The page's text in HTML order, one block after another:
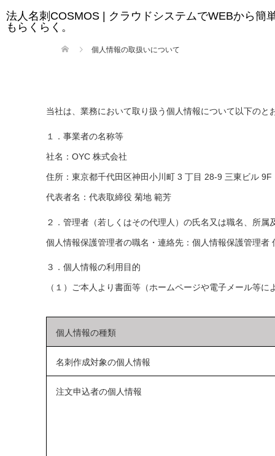
法人名刺COSMOS | クラウドシステムでWEBから簡
もらくらく。
個人情報の取扱いについて
当社は、業務において取り扱う個人情報について以下の
１．事業者の名称等
社名：OYC 株式会社
住所：東京都千代田区神田小川町 3 丁目 28-9 三東ビル 9F
代表者名：代表取締役 菊地 範芳
２．管理者（若しくはその代理人）の氏名又は職名、所属
個人情報保護管理者の職名・連絡先：個人情報保護管理者
３．個人情報の利用目的
（１）ご本人より書面等（ホームページや電子メール等
個人情報の種類
名刺作成対象の個人情報
注文申込者の個人情報